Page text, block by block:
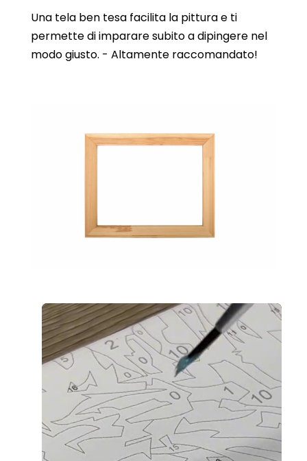
Una tela ben tesa facilita la pittura e ti
permette di imparare subito a dipingere nel
modo giusto. - Altamente raccomandato!